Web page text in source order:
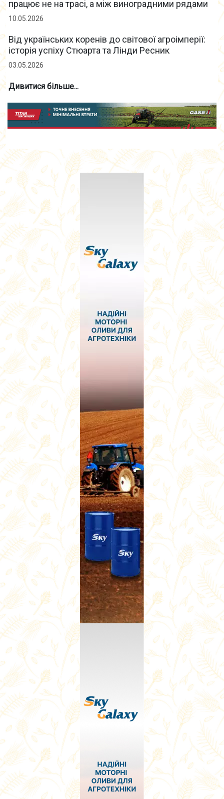
працює не на трасі, а між виноградними рядами
10.05.2026
Від українських коренів до світової агроімперії:
історія успіху Стюарта та Лінди Ресник
03.05.2026
Дивитися більше...